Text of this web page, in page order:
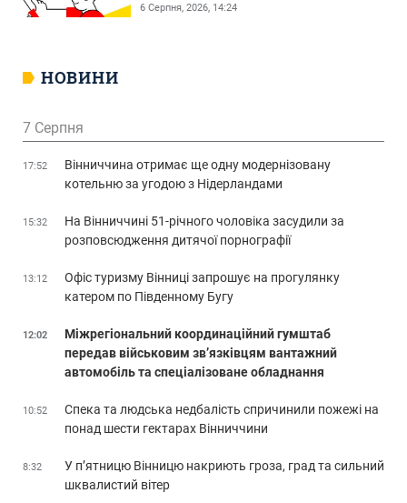
6 Серпня, 2026, 14:24
НОВИНИ
7 Серпня
17:52
Вінниччина отримає ще одну модернізовану
котельню за угодою з Нідерландами
15:32
На Вінниччині 51-річного чоловіка засудили за
розповсюдження дитячої порнографії
13:12
Офіс туризму Вінниці запрошує на прогулянку
катером по Південному Бугу
12:02
Міжрегіональний координаційний гумштаб
передав військовим зв’язківцям вантажний
автомобіль та спеціалізоване обладнання
10:52
Спека та людська недбалість спричинили пожежі на
понад шести гектарах Вінниччини
8:32
У п’ятницю Вінницю накриють гроза, град та сильний
шквалистий вітер